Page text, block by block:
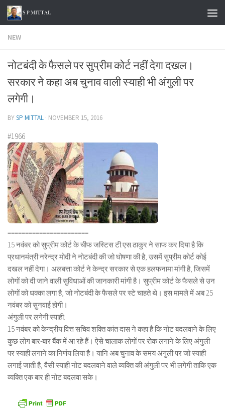
Skip to content
NEW
नोटबंदी के फैसले पर सुप्रीम कोर्ट नहीं देगा दखल।
सरकार ने कहा अब चुनाव वाली स्याही भी अंगुली पर
लगेगी।
BYSP MITTAL · NOVEMBER 15, 2016
#1966
=======================
15 नवंबर को सुप्रीम कोर्ट के चीफ जस्टिस टी.एस.ठाकुर ने साफ कर दिया है कि
प्रधानमंत्री नरेन्द्र मोदी ने नोटबंदी की जो घोषणा की है, उसमें सुप्रीम कोर्ट कोई
दखल नहीं देगा। अलबत्ता कोर्ट ने केन्द्र सरकार से एक हलफनामा मांगी है, जिसमें
लोगों को दी जाने वाली सुविधाओं की जानकारी मांगी है। सुप्रीम कोर्ट के फैसले से उन
लोगों को धक्का लगा है, जो नोटबंदी के फैसले पर स्टे चाहते थे। इस मामले में अब 25
नवंबर को सुनवाई होगी।
अंगुली पर लगेगी स्याही:
15 नवंबर को केन्द्रीय वित्त सचिव शक्ति कांत दास ने कहा है कि नोट बदलवाने के लिए
कुछ लोग बार-बार बैंक में आ रहे हैं। ऐसे चालाक लोगों पर रोक लगाने के लिए अंगुली
पर स्याही लगाने का निर्णय लिया है। यानि अब चुनाव के समय अंगुली पर जो स्याही
लगाई जाती है, वैसी स्याही नोट बदलवाने वाले व्यक्ति की अंगुली पर भी लगेगी ताकि एक
व्यक्ति एक बार ही नोट बदलवा सके।